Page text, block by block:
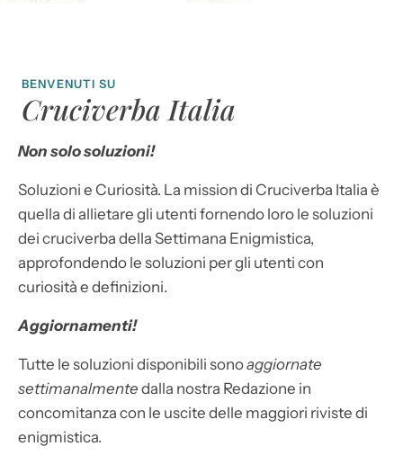
BENVENUTI SU
Cruciverba Italia
Non solo soluzioni!
Soluzioni e Curiosità. La mission di Cruciverba Italia è
quella di allietare gli utenti fornendo loro le soluzioni
dei cruciverba della Settimana Enigmistica,
approfondendo le soluzioni per gli utenti con
curiosità e definizioni.
Aggiornamenti!
Tutte le soluzioni disponibili sonoaggiornate
settimanalmente dalla nostra Redazione in
concomitanza con le uscite delle maggiori riviste di
enigmistica.